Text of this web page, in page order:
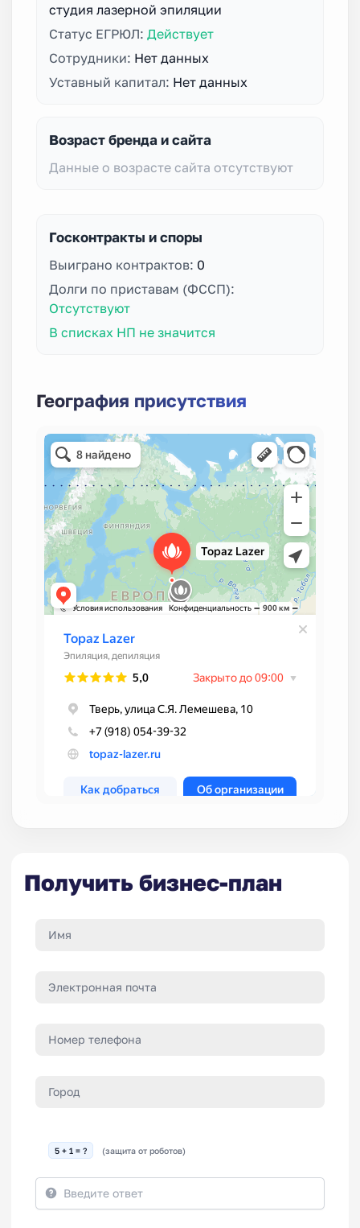
студия лазерной эпиляции
Статус ЕГРЮЛ: Действует
Сотрудники: Нет данных
Уставный капитал: Нет данных
Возраст бренда и сайта
Данные о возрасте сайта отсутствуют
Госконтракты и споры
Выиграно контрактов: 0
Долги по приставам (ФССП):
Отсутствуют
В списках НП не значится
География присутствия
Получить бизнес-план
5 + 1 = ? (защита от роботов)